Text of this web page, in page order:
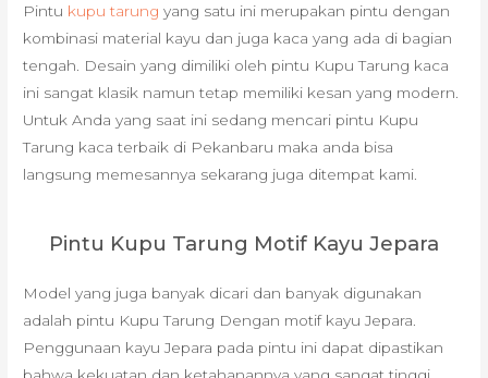
Pintu kupu tarung yang satu ini merupakan pintu dengan
kombinasi material kayu dan juga kaca yang ada di bagian
tengah. Desain yang dimiliki oleh pintu Kupu Tarung kaca
ini sangat klasik namun tetap memiliki kesan yang modern.
Untuk Anda yang saat ini sedang mencari pintu Kupu
Tarung kaca terbaik di Pekanbaru maka anda bisa
langsung memesannya sekarang juga ditempat kami.
Pintu Kupu Tarung Motif Kayu Jepara
Model yang juga banyak dicari dan banyak digunakan
adalah pintu Kupu Tarung Dengan motif kayu Jepara.
Penggunaan kayu Jepara pada pintu ini dapat dipastikan